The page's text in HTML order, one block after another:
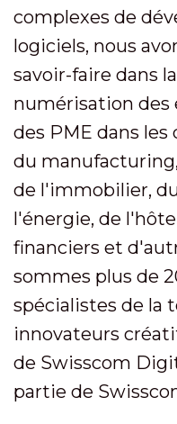
complexes de
logiciels, nous
savoir-faire dans
numérisation des
des PME dans les
du
de l'immobilier,
l'énergie, de
financiers et
sommes plus de
spécialistes de la
innovateurs
de Swisscom
partie de